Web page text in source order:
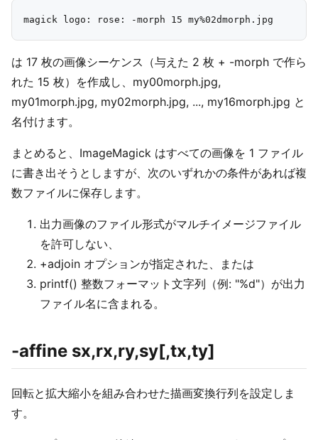
は 17 枚の画像シーケンス（与えた 2 枚 + -morph で作ら
れた 15 枚）を作成し、my00morph.jpg,
my01morph.jpg, my02morph.jpg, ..., my16morph.jpg と
名付けます。
まとめると、ImageMagick はすべての画像を 1 ファイル
に書き出そうとしますが、次のいずれかの条件があれば複
数ファイルに保存します。
出力画像のファイル形式がマルチイメージファイル
を許可しない、
+adjoin オプションが指定された、または
printf() 整数フォーマット文字列（例: "%d"）が出力
ファイル名に含まれる。
-affine sx,rx,ry,sy[,tx,ty]
回転と拡大縮小を組み合わせた描画変換行列を設定しま
す。